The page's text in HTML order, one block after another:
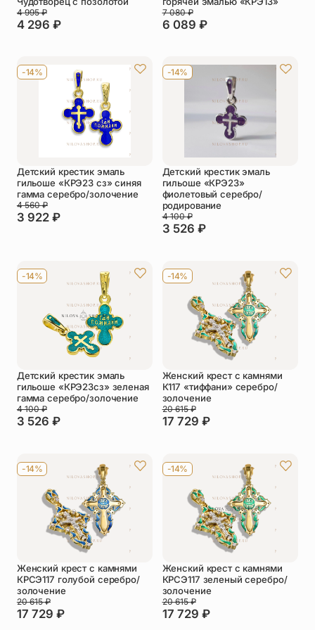
4 296 ₽
4 995₽
6 089 ₽
7 080₽
-14%
Детский крестик эмаль
гильоше «КРЭ23 сз» синяя
гамма серебро/золочение
3 922 ₽
4 560₽
-14%
Детский крестик эмаль
гильоше «КРЭ23»
фиолетовый серебро/
родирование
3 526 ₽
4 100₽
-14%
Детский крестик эмаль
гильоше «КРЭ23сз» зеленая
гамма серебро/золочение
3 526 ₽
4 100₽
-14%
Женский крест с камнями
К117 «тиффани» серебро/
золочение
17 729 ₽
20 615₽
-14%
Женский крест с камнями
КРСЭ117 голубой серебро/
золочение
17 729 ₽
20 615₽
-14%
Женский крест с камнями
КРСЭ117 зеленый серебро/
золочение
17 729 ₽
20 615₽